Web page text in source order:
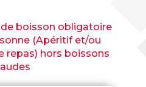
boisson obligatoire
(Apéritif et/ou
repas) hors boissons